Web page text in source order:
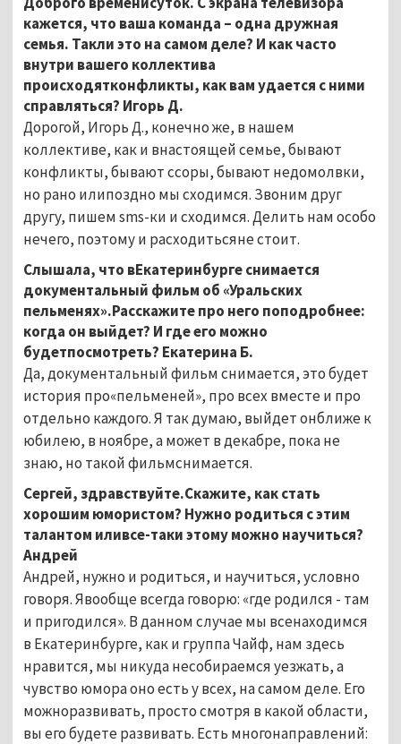
кажется, что ваша команда – одна дружная
семья. Такли это на самом деле? И как часто
внутри вашего коллектива
происходятконфликты, как вам удается с ними
справляться? Игорь Д.
Дорогой, Игорь Д., конечно же, в нашем
коллективе, как и внастоящей семье, бывают
конфликты, бывают ссоры, бывают недомолвки,
но рано илипоздно мы сходимся. Звоним друг
другу, пишем sms-ки и сходимся. Делить нам особо
нечего, поэтому и расходитьсяне стоит.
Слышала, что вЕкатеринбурге снимается
документальный фильм об «Уральских
пельменях».Расскажите про него поподробнее:
когда он выйдет? И где его можно
будетпосмотреть? Екатерина Б.
Да, документальный фильм снимается, это будет
история про«пельменей», про всех вместе и про
отдельно каждого. Я так думаю, выйдет онближе к
юбилею, в ноябре, а может в декабре, пока не
знаю, но такой фильмснимается.
Сергей, здравствуйте.Скажите, как стать
хорошим юмористом? Нужно родиться с этим
талантом иливсе-таки этому можно научиться?
Андрей
Андрей, нужно и родиться, и научиться, условно
говоря. Явообще всегда говорю: «где родился - там
и пригодился». В данном случае мы всенаходимся
в Екатеринбурге, как и группа Чайф, нам здесь
нравится, мы никуда несобираемся уезжать, а
чувство юмора оно есть у всех, на самом деле. Его
можноразвивать, просто смотря в какой области,
вы его будете развивать. Есть многонаправлений: